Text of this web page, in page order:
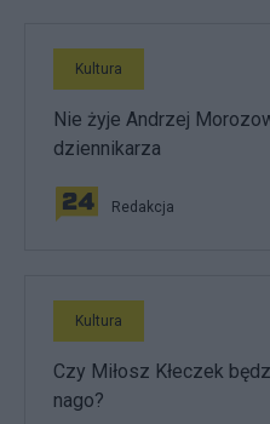
Kultura
Nie żyje Andrzej
dziennikarza
Redakcja
Kultura
Czy Miłosz Kłeczek
nago?